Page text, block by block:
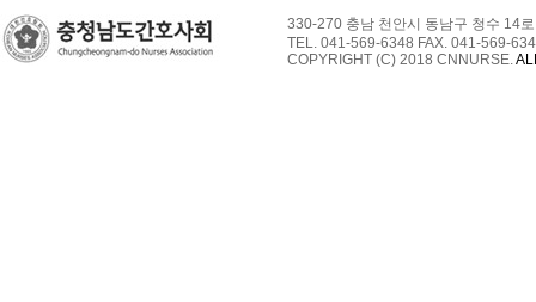
330-270 충남 천안시 동남구 청수 14
TEL. 041-569-6348 FAX. 041-569-
COPYRIGHT (C) 2018 CNNURSE.